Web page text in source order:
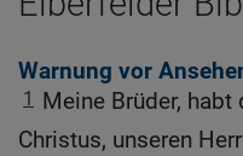
Warnung vor
1
Meine Brüder, habt
Christus, unseren